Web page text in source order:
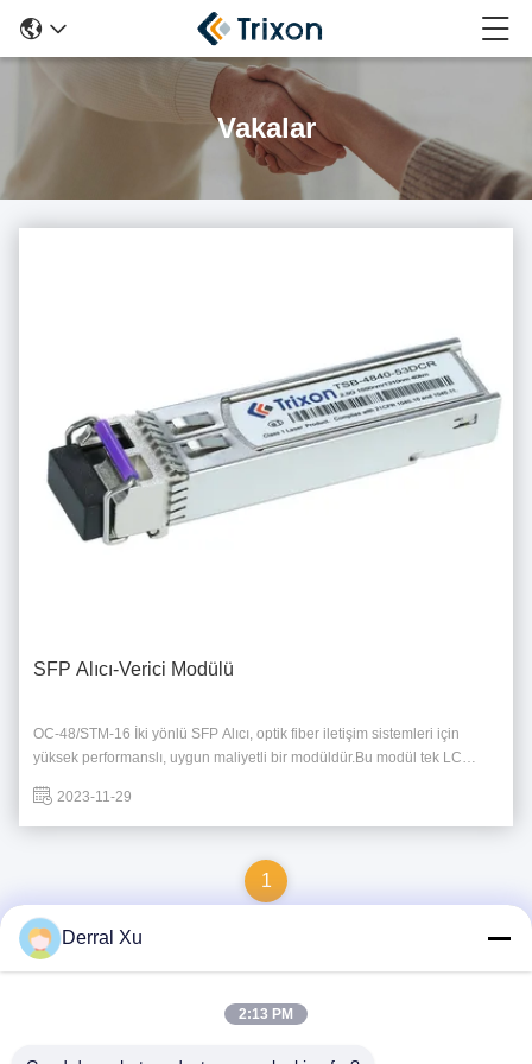
Vakalar
SFP Alıcı-Verici Modülü
OC-48/STM-16 İki yönlü SFP Alıcı, optik fiber iletişim sistemleri için
yüksek performanslı, uygun maliyetli bir modüldür.Bu modül tek LC
standardına ve RoHS uyumludur. SFP Alıcı Modülü, tek modlu liflerle
(SMF) ve 1550nm/1310nm dalga ...
2023-11-29
1
Derral Xu
2:13 PM